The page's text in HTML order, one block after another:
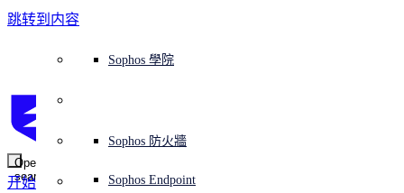
跳转到内容
Open
search
开始
平台概覽Sophos Central
Sophos AI
整合 marketplace 市集
端點保護（下一代防毒軟體）
伺服器防護
Mobile Security
安全營運
XDR - 擴展式偵測與回應
身分識別安全
ITDR - 身分識別威脅偵測與回應
下一代防火牆 (NGFW)
網路交換機
無線存取點
Workspace Protection
零信任網路存取 (ZTNA)
DNS 防護 (DNS Protection)
電子郵件與網路釣魚防護
雲端工作負載防護
託管式服務MDR - 託管式偵測與回應
漏洞管理（託管式風險）
諮詢服務概覽
專業服務
營運支援
免費工具
NIST 評估
使用案例全天候守護我的組織
保障遠端與混合辦公員工的安全
應對網路保險要求
教育
政府部門
醫療保健
為什麼選擇 Sophos？
獎項與榮譽
競爭對手比較
公司
媒體
職位空缺
信任中心
信任中心概覽
安全設計
負責任的披露
Sophos 合作夥伴
Partner Program 合作夥伴計畫
Partner care 支援
合作夥伴培訓
通路合作夥伴
OEM
整合和 API
威脅情報X-Ops 威脅研究
AI 研究
威脅檔案
檢視所有資源
案例研究
報告
部落格
Sophos 部落格
AI 研究
安全營運
獲得協助（支援）
緊急事件回應
支援計劃
客戶成功
下載及更新
Sophos 狀態頁面
安全公告
產品支援
產品文件
Sophos 防火牆
Sophos Endpoint
培訓
Sophos 學院